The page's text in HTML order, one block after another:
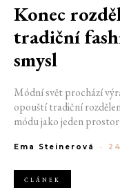
Konec
tradiční
smysl
Módní svět prochází
opouští tradiční
módu jako jeden
klasické týdny módy
Ema Steinerová -
ČLÁNEK